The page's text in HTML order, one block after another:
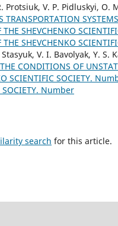
Protsiuk, V. P. Pidluskyi, O.
THE SHEVCHENKO
THE SHEVCHENKO
V. I. Bavolyak, Y. S.
CONDITIONS OF
SCIENTIFIC SOCIETY.
SOCIETY. Number
search for this article.